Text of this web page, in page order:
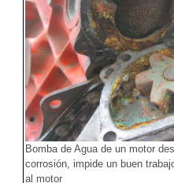
Bomba de Agua de un motor
corrosión, impide un buen
al motor